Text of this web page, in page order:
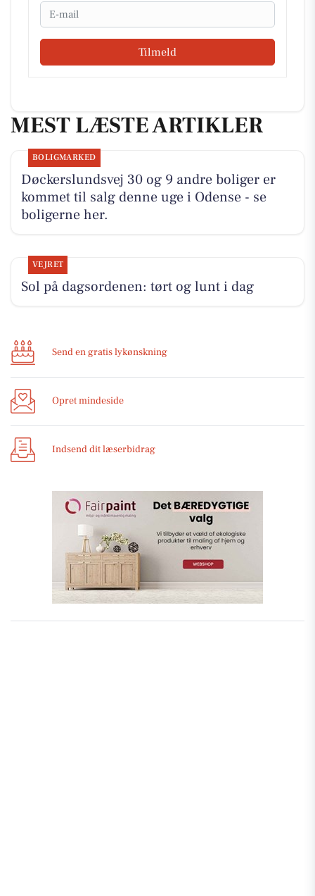
Email
Tilmeld
MEST LÆSTE ARTIKLER
BOLIGMARKED
Døckerslundsvej 30 og 9 andre boliger er
kommet til salg denne uge i Odense - se
boligerne her.
VEJRET
Sol på dagsordenen: tørt og lunt i dag
Send en gratis lykønskning
Opret mindeside
Indsend dit læserbidrag